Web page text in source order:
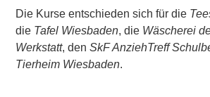
Die Kurse entschieden sich für die
die Tafel Wiesbaden, die Wäscherei
Werkstatt, denSkF AnziehTreff
Tierheim Wiesbaden.